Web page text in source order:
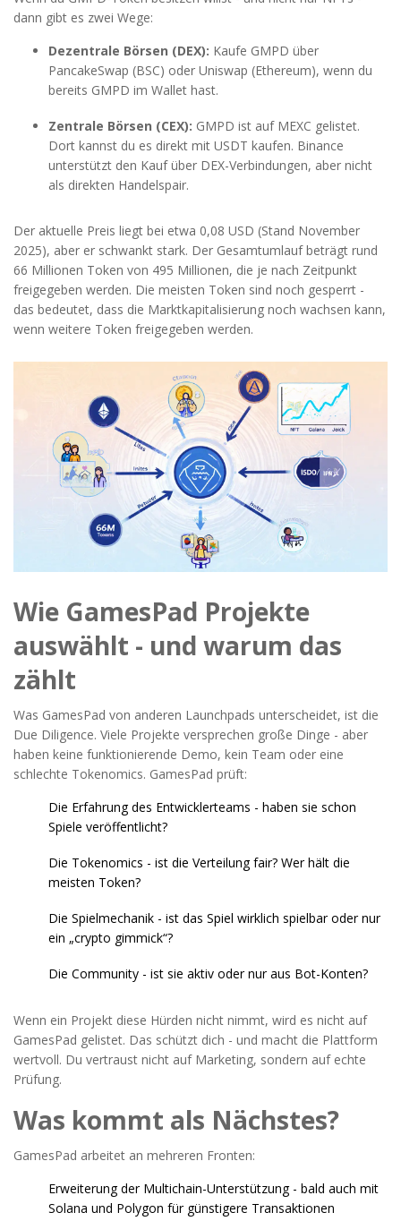
dann gibt es zwei Wege:
Dezentrale Börsen (DEX): Kaufe GMPD über
PancakeSwap (BSC) oder Uniswap (Ethereum), wenn du
bereits GMPD im Wallet hast.
Zentrale Börsen (CEX): GMPD ist auf MEXC gelistet.
Dort kannst du es direkt mit USDT kaufen. Binance
unterstützt den Kauf über DEX-Verbindungen, aber nicht
als direkten Handelspair.
Der aktuelle Preis liegt bei etwa 0,08 USD (Stand November
2025), aber er schwankt stark. Der Gesamtumlauf beträgt rund
66 Millionen Token von 495 Millionen, die je nach Zeitpunkt
freigegeben werden. Die meisten Token sind noch gesperrt -
das bedeutet, dass die Marktkapitalisierung noch wachsen kann,
wenn weitere Token freigegeben werden.
Wie GamesPad Projekte
auswählt - und warum das
zählt
Was GamesPad von anderen Launchpads unterscheidet, ist die
Due Diligence. Viele Projekte versprechen große Dinge - aber
haben keine funktionierende Demo, kein Team oder eine
schlechte Tokenomics. GamesPad prüft:
Die Erfahrung des Entwicklerteams - haben sie schon
Spiele veröffentlicht?
Die Tokenomics - ist die Verteilung fair? Wer hält die
meisten Token?
Die Spielmechanik - ist das Spiel wirklich spielbar oder nur
ein „crypto gimmick“?
Die Community - ist sie aktiv oder nur aus Bot-Konten?
Wenn ein Projekt diese Hürden nicht nimmt, wird es nicht auf
GamesPad gelistet. Das schützt dich - und macht die Plattform
wertvoll. Du vertraust nicht auf Marketing, sondern auf echte
Prüfung.
Was kommt als Nächstes?
GamesPad arbeitet an mehreren Fronten:
Erweiterung der Multichain-Unterstützung - bald auch mit
Solana und Polygon für günstigere Transaktionen